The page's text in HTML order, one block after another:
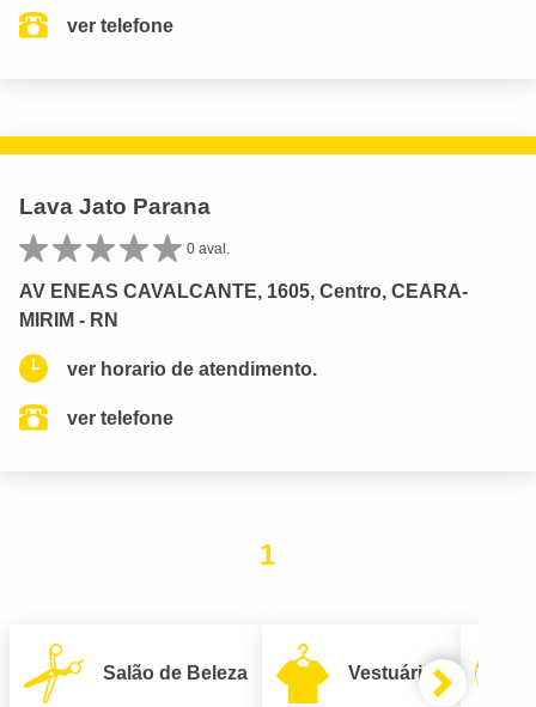
ver telefone
Lava Jato Parana
0 aval.
AV ENEAS CAVALCANTE, 1605, Centro, CEARA-
MIRIM - RN
ver horario de atendimento.
ver telefone
1
Salão de Beleza Vestuário